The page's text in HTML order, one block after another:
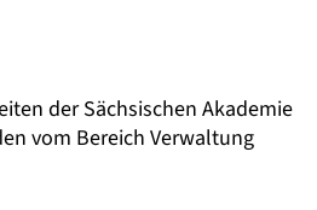
der Sächsischen Akademie
vom Bereich Verwaltung